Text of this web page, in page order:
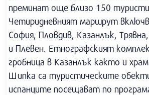
преминат още близо 150
Четиридневният маршрут
София, Пловдив, Казанлък,
и Плевен. Етнографският
гробница в Казанлък както и
Шипка са туристическите
испанците посещават по